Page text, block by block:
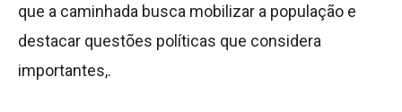
que a caminhada busca mobilizar a população e
destacar questões políticas que considera
importantes,.